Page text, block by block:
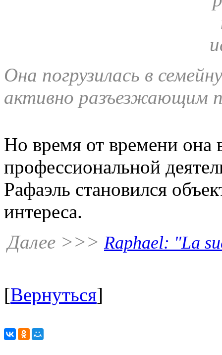
Она погрузилась в
активно разъезжающим
Но время от времени она
профессиональной
Рафаэль становился
интереса.
Далее >>> Raphael: "La
[Вернуться]